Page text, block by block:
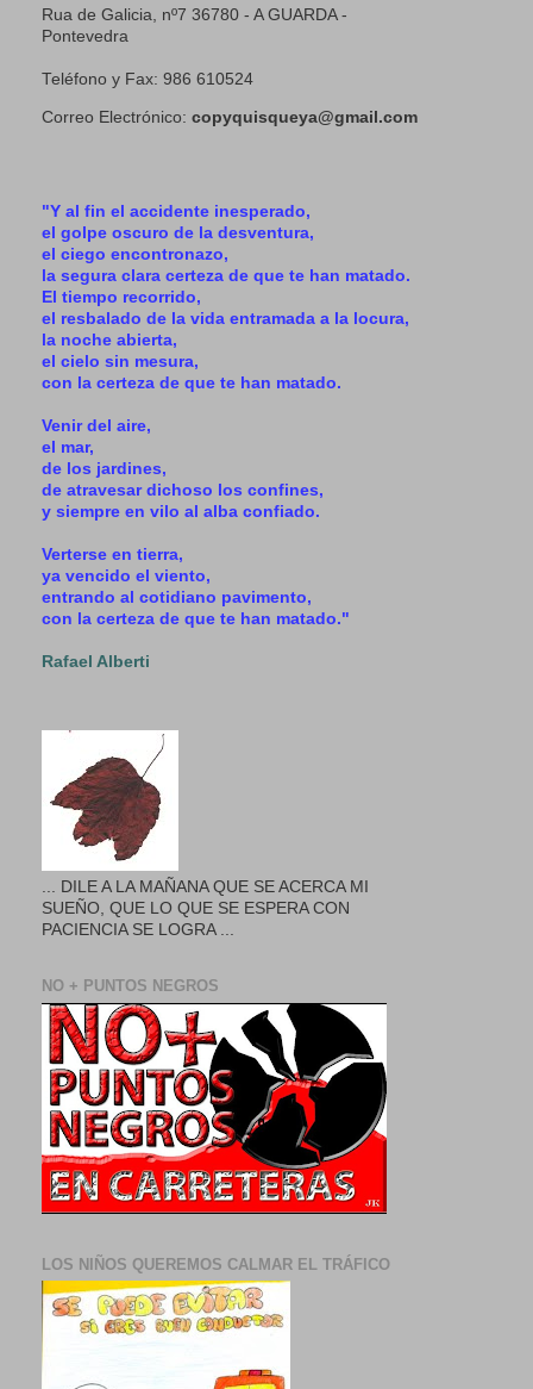
Rua de Galicia, nº7 36780 - A GUARDA -
Pontevedra
Teléfono y Fax: 986 610524
Correo Electrónico: copyquisqueya@gmail.com
"Y al fin el accidente inesperado,
el golpe oscuro de la desventura,
el ciego encontronazo,
la segura clara certeza de que te han matado.
El tiempo recorrido,
el resbalado de la vida entramada a la locura,
la noche abierta,
el cielo sin mesura,
con la certeza de que te han matado.
Venir del aire,
el mar,
de los jardines,
de atravesar dichoso los confines,
y siempre en vilo al alba confiado.
Verterse en tierra,
ya vencido el viento,
entrando al cotidiano pavimento,
con la certeza de que te han matado."
Rafael Alberti
... DILE A LA MAÑANA QUE SE ACERCA MI
SUEÑO, QUE LO QUE SE ESPERA CON
PACIENCIA SE LOGRA ...
NO + PUNTOS NEGROS
LOS NIÑOS QUEREMOS CALMAR EL TRÁFICO